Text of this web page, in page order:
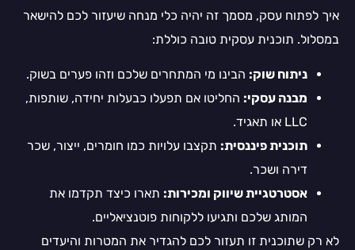
איך לפתוח עסק, מסמך זה יהיה כלי מנחה שיעזור לכם להישאר
במסלול. תוכנית עסקית טובה כוללת:
ניתוח שוק: הבינו מי המתחרים שלכם וזהו פערים בשוק.
מבנה עסקי: החליטו אם תפעלו כבעלות יחידה, שותפות,
LLC או תאגיד.
תוכנית פיננסית: תקצבו עלויות כמו חומרים, ייצור, שכר
דירה ושכר.
אסטרטגיית שיווק ומכירות: תארו כיצד תקדמו את
המותג שלכם ותגיעו ללקוחות פוטנציאליים.
לא רק שתוכנית זו תעזור לכם להגדיר את המטרות והיעדים